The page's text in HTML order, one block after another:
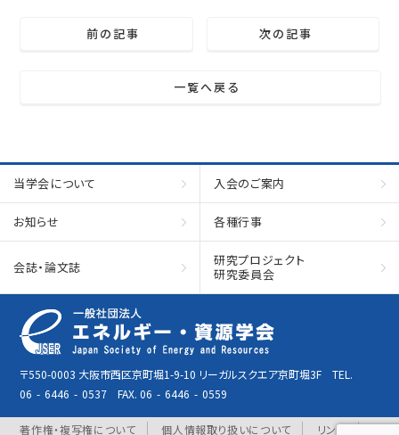
前の記事
一覧へ戻る
次の記事
当学会について 入会のご案内
お知らせ 各種行事
会誌・論文誌
研究プロジェクト
研究委員会
〒550-0003 大阪市西区京町堀1-9-10 リーガルスクエア京町堀3F TEL.
06 - 6446 - 0537 FAX. 06 - 6446 - 0559
著作権・複写権について 個人情報取り扱いについて リンク